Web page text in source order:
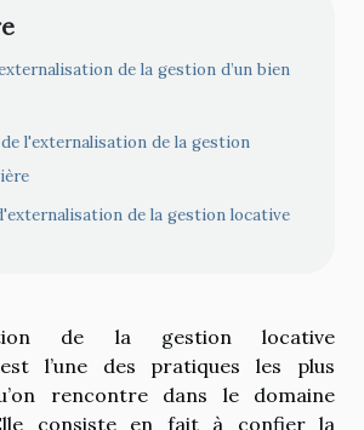
de la gestion d’un bien
l'externalisation de la gestion
de la gestion locative
de la gestion locative
l’une des pratiques les plus
rencontre dans le domaine
consiste en fait à confier la